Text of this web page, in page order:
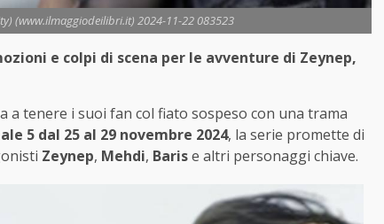
(www.ilmaggiodeilibri.it) 2024-11-22 083523
e colpi di scena per le avventure di Zeynep,
a tenere i suoi fan col fiato sospeso con una trama
5 dal 25 al 29 novembre 2024, la serie promette di
Zeynep, Mehdi, Barise altri personaggi chiave.